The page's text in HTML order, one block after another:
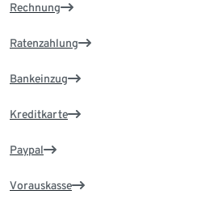
Rechnung
Ratenzahlung
Bankeinzug
Kreditkarte
Paypal
Vorauskasse